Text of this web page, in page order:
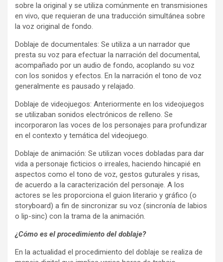
sobre la original y se utiliza comúnmente en transmisiones
en vivo, que requieran de una traducción simultánea sobre
la voz original de fondo.
Doblaje de documentales: Se utiliza a un narrador que
presta su voz para efectuar la narración del documental,
acompañado por un audio de fondo, acoplando su voz
con los sonidos y efectos. En la narración el tono de voz
generalmente es pausado y relajado.
Doblaje de videojuegos: Anteriormente en los videojuegos
se utilizaban sonidos electrónicos de relleno. Se
incorporaron las voces de los personajes para profundizar
en el contexto y temática del videojuego.
Doblaje de animación: Se utilizan voces dobladas para dar
vida a personaje ficticios o irreales, haciendo hincapié en
aspectos como el tono de voz, gestos guturales y risas,
de acuerdo a la caracterización del personaje. A los
actores se les proporciona el guion literario y gráfico (o
storyboard) a fin de sincronizar su voz (sincronía de labios
o lip-sinc) con la trama de la animación.
¿Cómo es el procedimiento del doblaje?
En la actualidad el procedimiento del doblaje se realiza de